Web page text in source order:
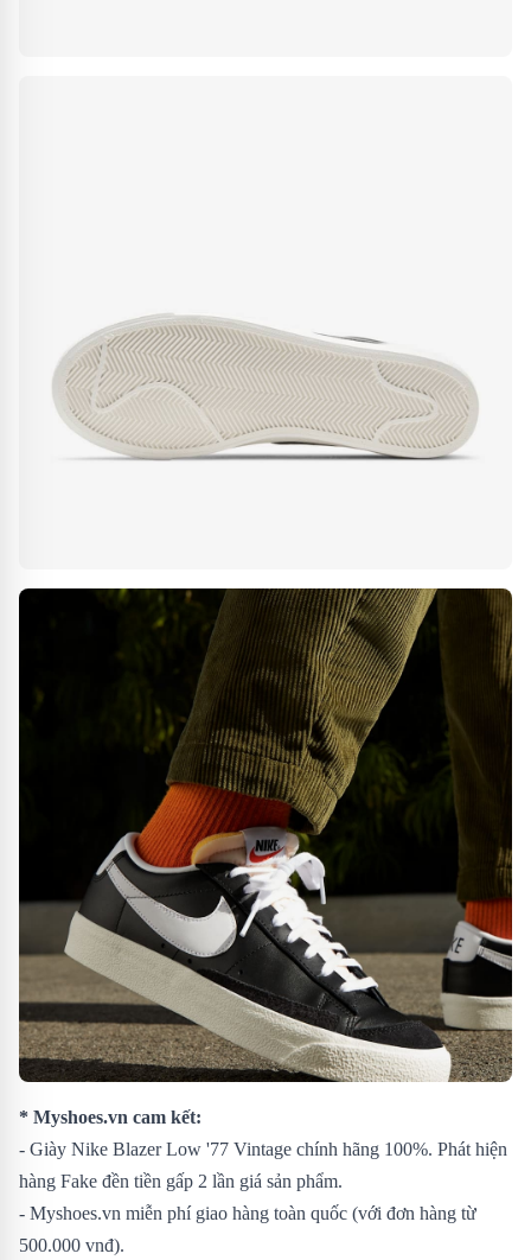
* Myshoes.vn cam kết:
- Giày Nike Blazer Low '77 Vintage chính hãng 100%. Phát hiện
hàng Fake đền tiền gấp 2 lần giá sản phẩm.
- Myshoes.vn miễn phí giao hàng toàn quốc (với đơn hàng từ
500.000 vnđ).